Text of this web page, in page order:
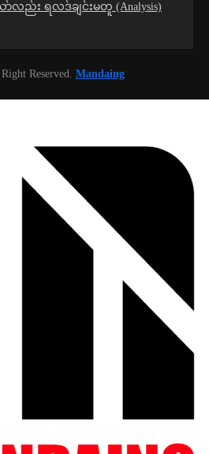
လည်း ရလဒ်ချင်းမတူ (Analysis)
Reserved. Mandaing